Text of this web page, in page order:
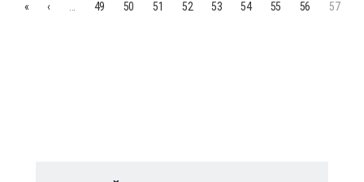
« ‹ 49 50 51 52 53 54 55 56 57